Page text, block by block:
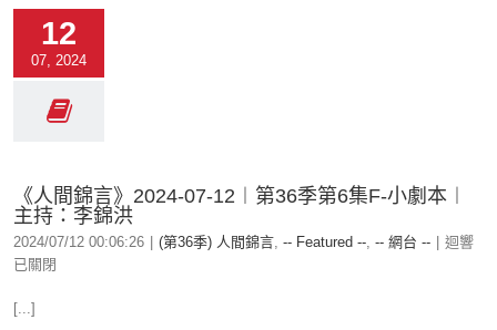
12
07, 2024
《人間錦言》2024-07-12︱第36季第6集F-小劇本︱
主持：李錦洪
2024/07/12 00:06:26 (第36季) 人間錦言, -- Featured --, -- 網台 --
迴響
已關閉
[...]